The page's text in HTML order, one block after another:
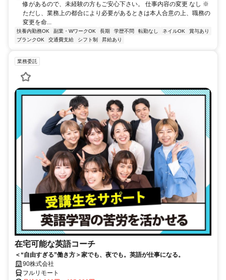
修があるので、未経験の方もご安心下さい。 仕事内容の変更 なし ※
ただし、業務上の都合により必要があるときは本人合意の上、職務の
変更を命...
扶養内勤務OK 副業・WワークOK 長期 学歴不問 転勤なし ネイルOK
賞与あり
ブランクOK
交通費支給 シフト制 昇給あり
業務委託
在宅可能な英語コーチ
＜“自由すぎる”働き方＞家でも、夜でも。英語が仕事になる。
90株式会社
フルリモート